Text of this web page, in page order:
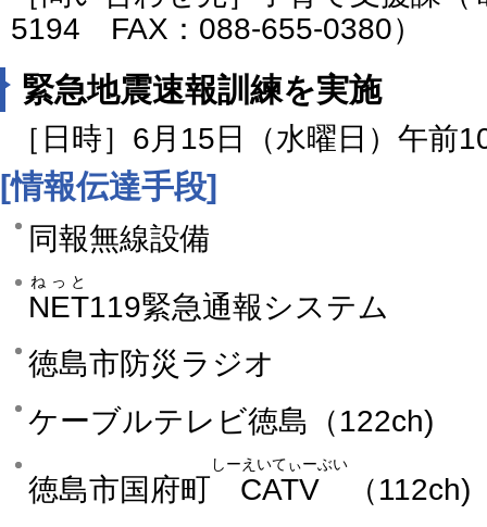
5194 FAX：088-655-0380）
緊急地震速報訓練を実施
［日時］6月15日（水曜日）午前
[情報伝達手段]
同報無線設備
NET
ねっと
119緊急通報システム
徳島市防災ラジオ
ケーブルテレビ徳島（122ch)
徳島市国府町 CATV
しーえいてぃーぶい
（112ch)